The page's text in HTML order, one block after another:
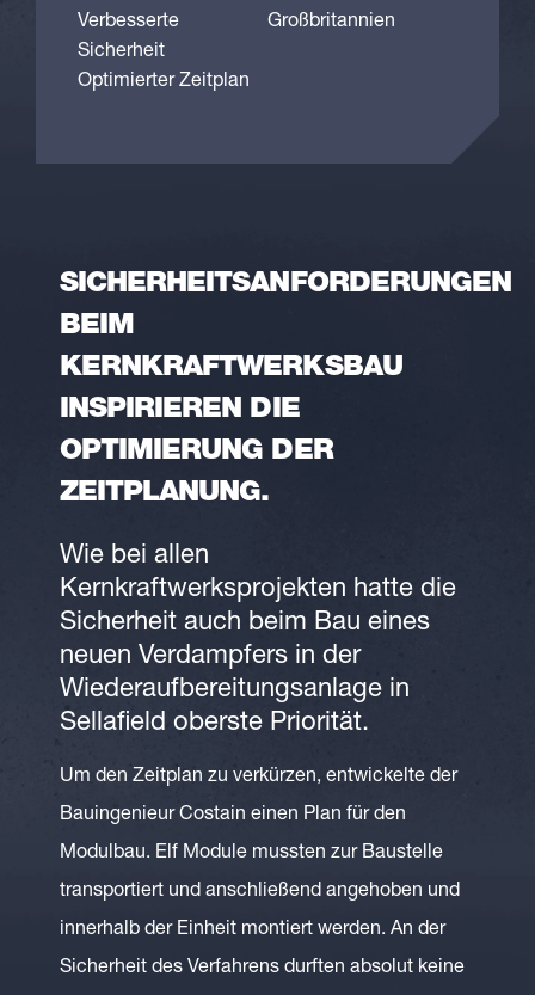
Verbesserte
Sicherheit
Optimierter Zeitplan
Großbritannien
SICHERHEITSANFORDERUNGEN
BEIM
KERNKRAFTWERKSBAU
INSPIRIEREN DIE
OPTIMIERUNG DER
ZEITPLANUNG.
Wie bei allen
Kernkraftwerksprojekten hatte die
Sicherheit auch beim Bau eines
neuen Verdampfers in der
Wiederaufbereitungsanlage in
Sellafield oberste Priorität.
Um den Zeitplan zu verkürzen, entwickelte der
Bauingenieur Costain einen Plan für den
Modulbau. Elf Module mussten zur Baustelle
transportiert und anschließend angehoben und
innerhalb der Einheit montiert werden. An der
Sicherheit des Verfahrens durften absolut keine